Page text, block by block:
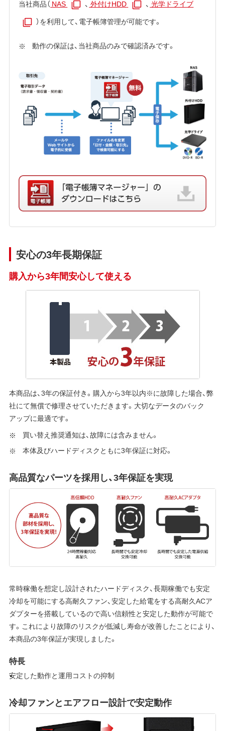
当社商品（ NAS 、 外付けHDD 、 光学ドライブ
）を利用して、電子帳簿管理が可能です。
動作の保証は、当社商品のみで確認済みです。
安心の3年長期保証
購入から3年間安心して使える
本商品は、3年の保証付き。購入から3年以内※に故障した場合、弊
社にて無償で修理させていただきます。大切なデータのバック
アップに最適です。
買い替え推奨通知は、故障には含みません。
本体及びハードディスクともに3年保証に対応。
高品質なパーツを採用し、3年保証を実現
常時稼働を想定し設計されたハードディスク、長期稼働でも安定
冷却を可能にする高耐久ファン、安定した給電をする高耐久ACア
ダプターを搭載しているので高い信頼性と安定した動作が可能で
す。これにより故障のリスクが低減し寿命が改善したことにより、
本商品の3年保証が実現しました。
特長
安定した動作と運用コストの抑制
冷却ファンとエアフロー設計で安定動作